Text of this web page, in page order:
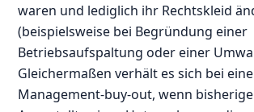
waren und lediglich ihr Rechtskleid
(beispielsweise bei Begründung einer
Betriebsaufspaltung oder einer
Gleichermaßen verhält es sich bei
Management-buy-out, wenn